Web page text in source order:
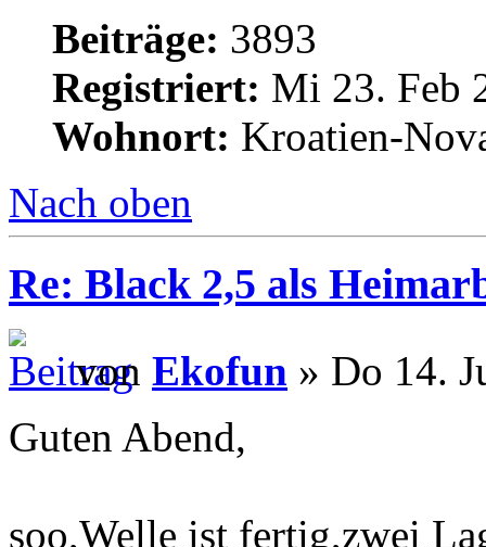
Beiträge: 3893
Registriert: Mi 23. Feb
Wohnort: Kroatien-
Nach oben
Re: Black 2,5 als
von Ekofun » Do 14.
Guten Abend,
soo,Welle ist fertig,zwei